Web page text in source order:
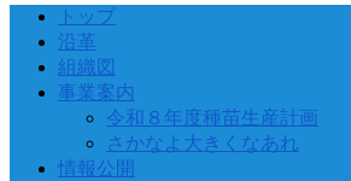
トップ
沿革
組織図
事業案内
令和８年度種苗生産計画
さかなよ大きくなあれ
情報公開